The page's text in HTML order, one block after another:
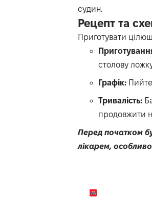
судин.
Рецепт та
Приготувати
столову
Графік:
Тривалість:
продовжити
Перед початком
лікарем,